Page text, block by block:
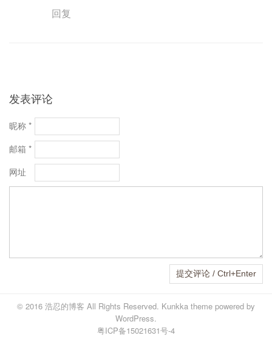
回复
发表评论
昵称 *
邮箱 *
网址
© 2016 浩忍的博客 All Rights Reserved. Kunkka theme powered by
WordPress.
粤ICP备15021631号-4